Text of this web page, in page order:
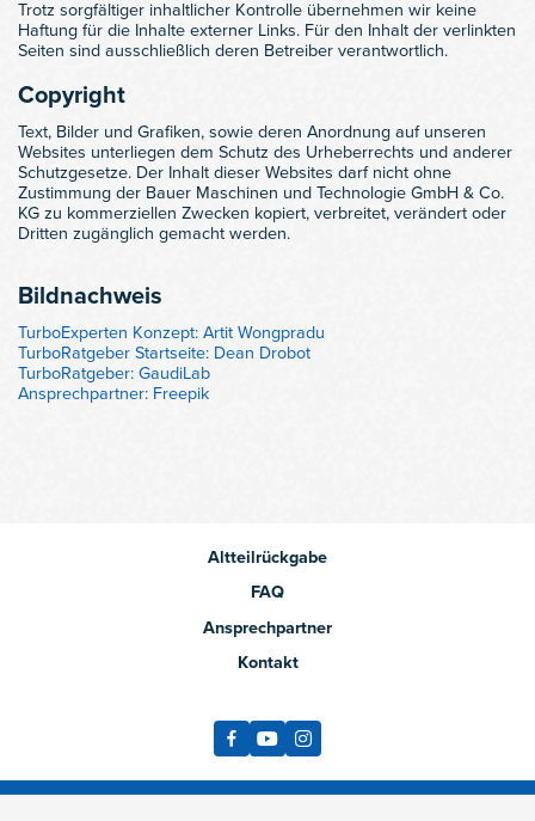
Trotz sorgfältiger inhaltlicher Kontrolle übernehmen wir keine
Haftung für die Inhalte externer Links. Für den Inhalt der verlinkten
Seiten sind ausschließlich deren Betreiber verantwortlich.
Copyright
Text, Bilder und Grafiken, sowie deren Anordnung auf unseren
Websites unterliegen dem Schutz des Urheberrechts und anderer
Schutzgesetze. Der Inhalt dieser Websites darf nicht ohne
Zustimmung der Bauer Maschinen und Technologie GmbH & Co.
KG zu kommerziellen Zwecken kopiert, verbreitet, verändert oder
Dritten zugänglich gemacht werden.
Bildnachweis
TurboExperten Konzept: Artit Wongpradu
TurboRatgeber Startseite: Dean Drobot
TurboRatgeber: GaudiLab
Ansprechpartner: Freepik
Altteilrückgabe
FAQ
Ansprechpartner
Kontakt
Datenschutz Impressum